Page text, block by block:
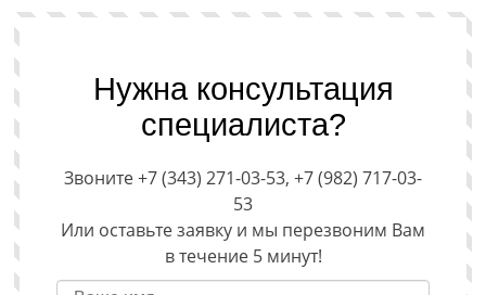
Нужна консультация
специалиста?
Звоните +7 (343) 271-03-53, +7 (982) 717-03-
53
Или оставьте заявку и мы перезвоним Вам
в течение 5 минут!